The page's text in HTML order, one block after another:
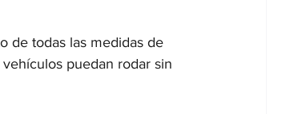
de todas las medidas de
puedan rodar sin